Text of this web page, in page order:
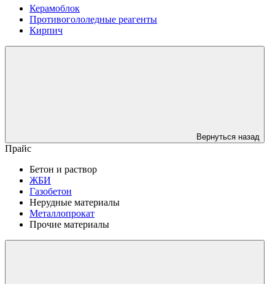
Керамоблок
Противогололедные реагенты
Кирпич
Вернуться назад
Прайс
Бетон и раствор
ЖБИ
Газобетон
Нерудные материалы
Металлопрокат
Прочие материалы